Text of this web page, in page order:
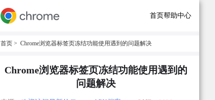
首页帮助中心
首页 > Chrome浏览器标签页冻结功能使用遇到的问题解决
Chrome浏览器标签页冻结功能使用遇到的
问题解决